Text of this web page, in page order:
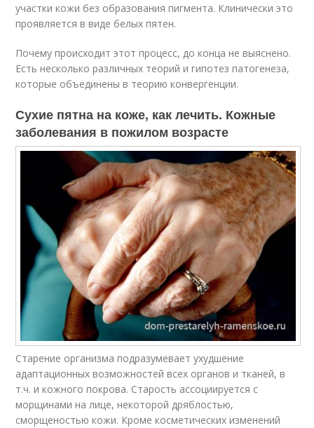
участки кожи без образования пигмента. Клинически это
проявляется в виде белых пятен.
Почему происходит этот процесс, до конца не выяснено.
Есть несколько различных теорий и гипотез патогенеза,
которые объединены в теорию конвергенции.
Сухие пятна на коже, как лечить. Кожные
заболевания в пожилом возрасте
Старение организма подразумевает ухудшение
адаптационных возможностей всех органов и тканей, в
т.ч. и кожного покрова. Старость ассоциируется с
морщинами на лице, некоторой дряблостью,
сморщеностью кожи. Кроме косметических изменений